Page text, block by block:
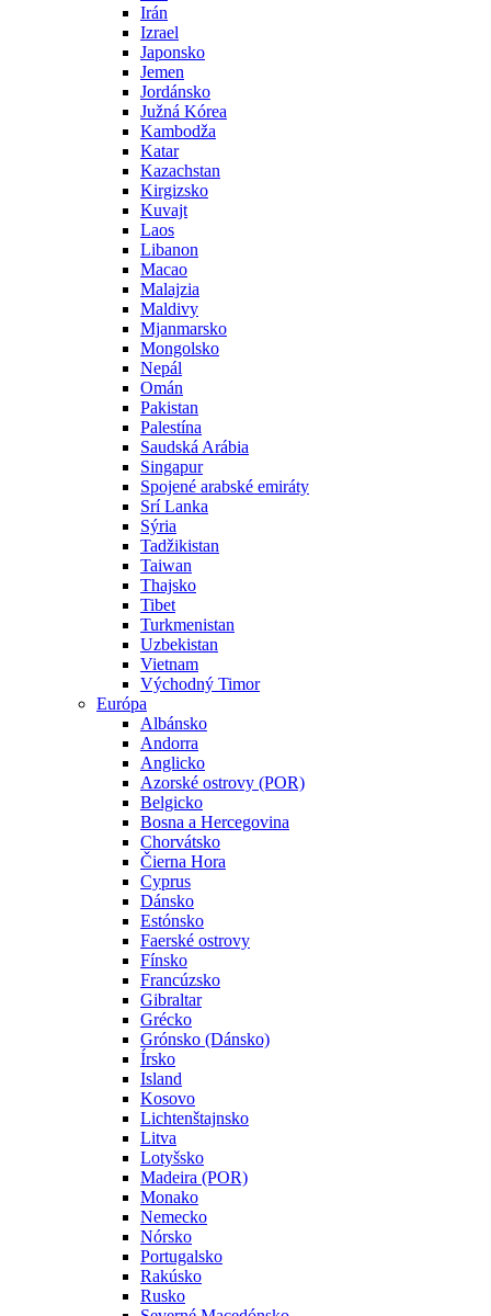
Irán
Izrael
Japonsko
Jemen
Jordánsko
Južná Kórea
Kambodža
Katar
Kazachstan
Kirgizsko
Kuvajt
Laos
Libanon
Macao
Malajzia
Maldivy
Mjanmarsko
Mongolsko
Nepál
Omán
Pakistan
Palestína
Saudská Arábia
Singapur
Spojené arabské emiráty
Srí Lanka
Sýria
Tadžikistan
Taiwan
Thajsko
Tibet
Turkmenistan
Uzbekistan
Vietnam
Východný Timor
Európa
Albánsko
Andorra
Anglicko
Azorské ostrovy (POR)
Belgicko
Bosna a Hercegovina
Chorvátsko
Čierna Hora
Cyprus
Dánsko
Estónsko
Faerské ostrovy
Fínsko
Francúzsko
Gibraltar
Grécko
Grónsko (Dánsko)
Írsko
Island
Kosovo
Lichtenštajnsko
Litva
Lotyšsko
Madeira (POR)
Monako
Nemecko
Nórsko
Portugalsko
Rakúsko
Rusko